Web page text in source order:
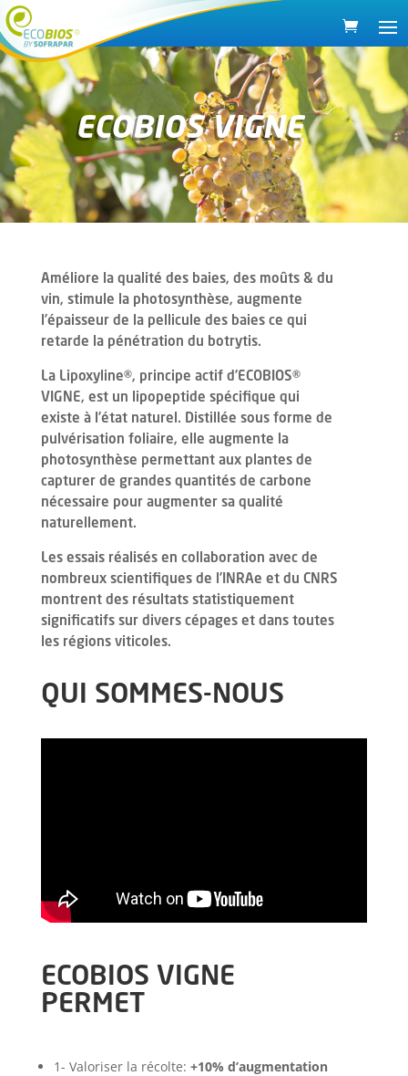
ECOBIOS VIGNE
Améliore la qualité des baies, des moûts & du
vin, stimule la photosynthèse, augmente
l’épaisseur de la pellicule des baies ce qui
retarde la pénétration du botrytis.
La Lipoxyline®, principe actif d’ECOBIOS®
VIGNE, est un lipopeptide spécifique qui
existe à l’état naturel. Distillée sous forme de
pulvérisation foliaire, elle augmente la
photosynthèse permettant aux plantes de
capturer de grandes quantités de carbone
nécessaire pour augmenter sa qualité
naturellement.
Les essais réalisés en collaboration avec de
nombreux scientifiques de l’INRAe et du CNRS
montrent des résultats statistiquement
significatifs sur divers cépages et dans toutes
les régions viticoles.
QUI SOMMES-NOUS
ECOBIOS VIGNE
PERMET
1- Valoriser la récolte: +10% d’augmentation